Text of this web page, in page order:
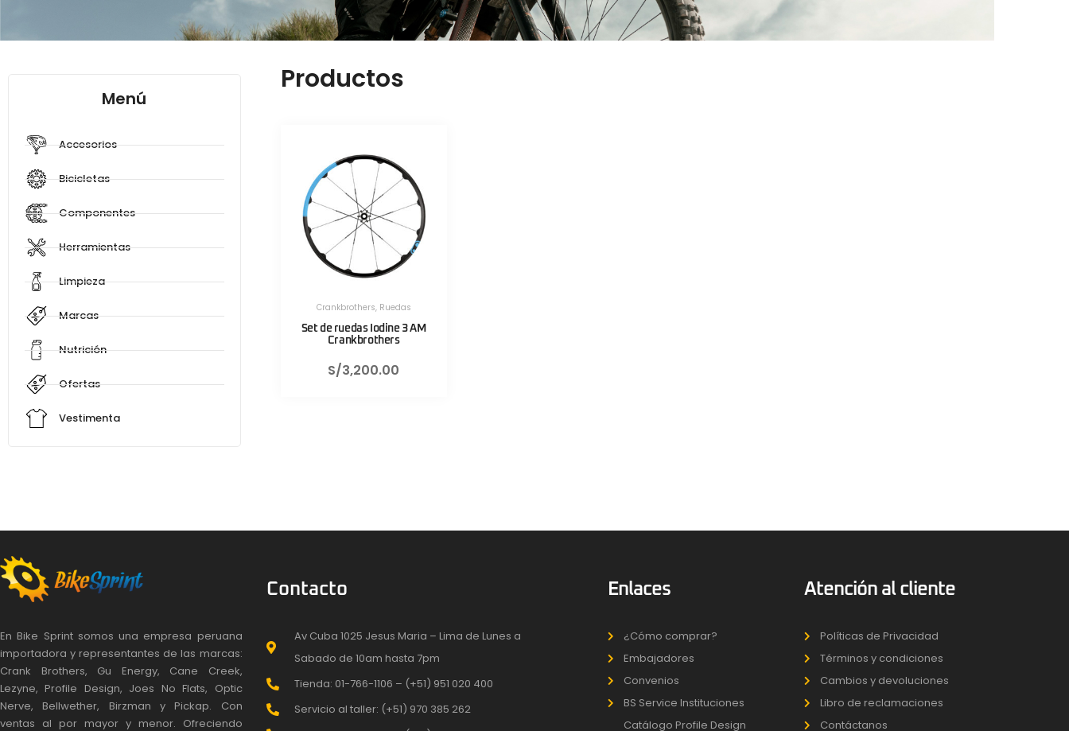
Menú
Accesorios
Bicicletas
Componentes
Herramientas
Limpieza
Marcas
Nutrición
Ofertas
Vestimenta
Productos
Crankbrothers, Ruedas
Set de ruedas Iodine 3 AM
Crankbrothers
S/3,200.00
En Bike Sprint somos una empresa peruana
importadora y representantes de las marcas:
Crank Brothers, Gu Energy, Cane Creek,
Lezyne, Profile Design, Joes No Flats, Optic
Nerve, Bellwether, Birzman y Pickap. Con
ventas al por mayor y menor. Ofreciendo
Contacto
Av Cuba 1025 Jesus Maria – Lima de Lunes a
Sabado de 10am hasta 7pm
Tienda: 01-766-1106 – (+51) 951 020 400
Servicio al taller: (+51) 970 385 262
Enlaces
¿Cómo comprar?
Embajadores
Convenios
BS Service Instituciones
Catálogo Profile Design
Atención al cliente
Políticas de Privacidad
Términos y condiciones
Cambios y devoluciones
Libro de reclamaciones
Contáctanos